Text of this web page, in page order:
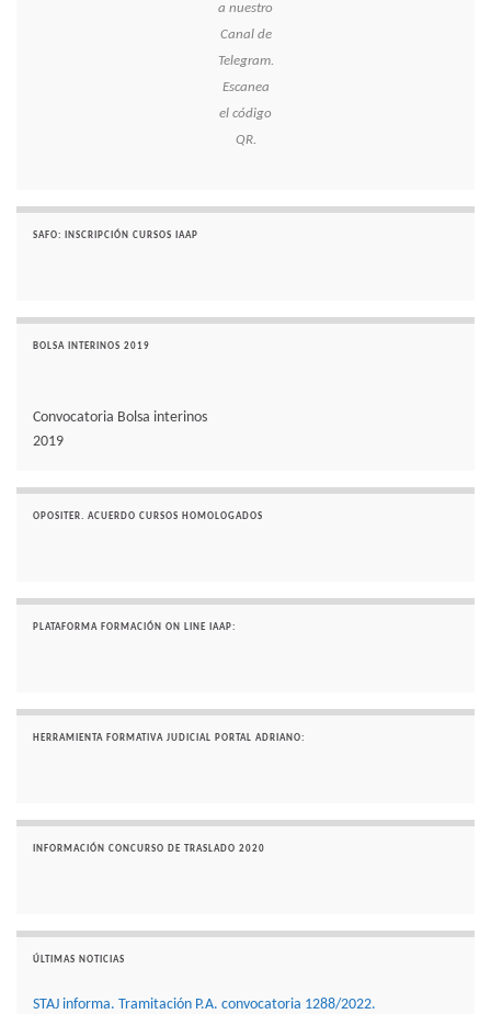
a nuestro
Canal de
Telegram.
Escanea
el código
QR.
SAFO: INSCRIPCIÓN CURSOS IAAP
BOLSA INTERINOS 2019
Convocatoria Bolsa interinos
2019
OPOSITER. ACUERDO CURSOS HOMOLOGADOS
PLATAFORMA FORMACIÓN ON LINE IAAP:
HERRAMIENTA FORMATIVA JUDICIAL PORTAL ADRIANO:
INFORMACIÓN CONCURSO DE TRASLADO 2020
ÚLTIMAS NOTICIAS
STAJ informa. Tramitación P.A. convocatoria 1288/2022.